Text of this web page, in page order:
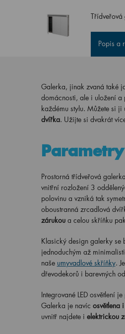
Popis a
Galerka, jinak zvaná také
domácnosti, ale i uložení a
každému stylu. Můžete si
dvířka. Užijte si dvakrát
Prostorná třídveřová
vnitřní rozložení 3
polovinu a vzniká tak
oboustranná zrcadlová
zárukoua celou skříňku
Klasický design galerky se
jednoduchým až
naše umyvadlové skříňky.
dřevodekorů i barevných
Integrované LED osvětlení
Galerka je navíc osvětlena
uvnitř najdete i elektrickou